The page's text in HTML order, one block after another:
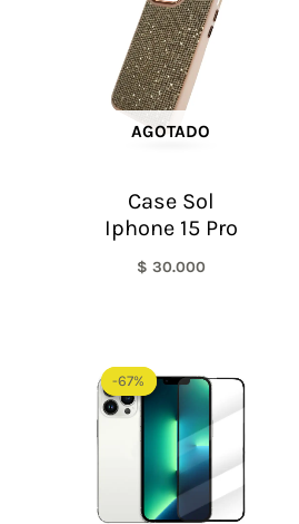
AGOTADO
Case Sol
Iphone 15 Pro
$ 30.000
-67%
-67%
precio
original
era:
$ 60.000.
actual
es: